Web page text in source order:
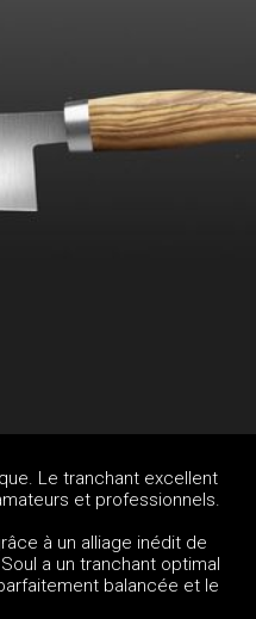
Le tranchant excellent
et professionnels.
à un alliage inédit de
a un tranchant optimal
balancée et le